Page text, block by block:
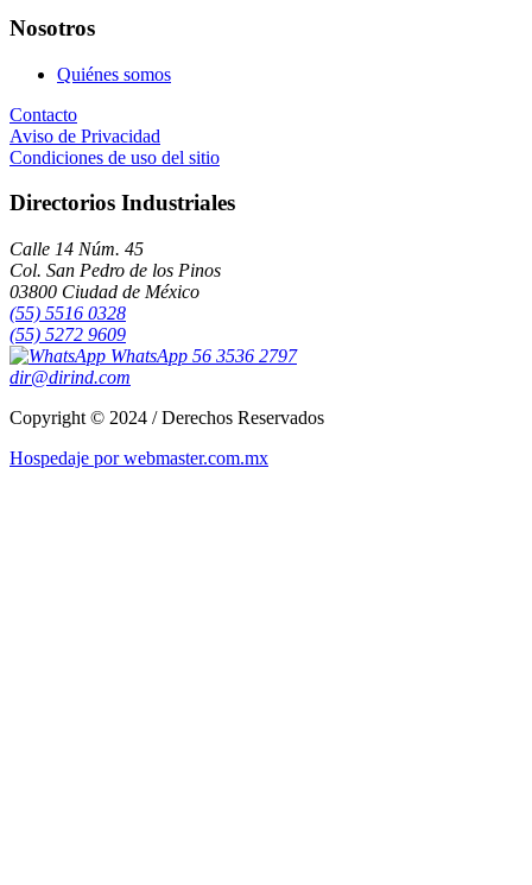
Nosotros
Quiénes somos
Contacto
Aviso de Privacidad
Condiciones de uso del sitio
Directorios Industriales
Calle 14 Núm. 45
Col. San Pedro de los Pinos
03800 Ciudad de México
(55) 5516 0328
(55) 5272 9609
WhatsApp 56 3536 2797
dir@dirind.com
Copyright © 2024 / Derechos Reservados
Hospedaje por webmaster.com.mx